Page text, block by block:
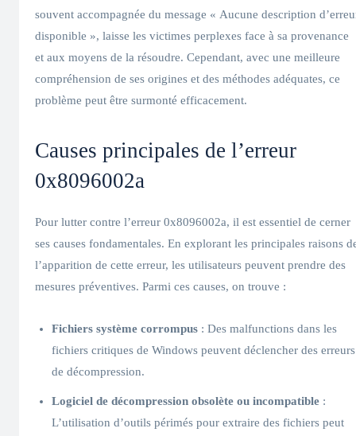
souvent accompagnée du message « Aucune description
disponible », laisse les victimes perplexes face à sa provenance
et aux moyens de la résoudre. Cependant, avec une meilleure
compréhension de ses origines et des méthodes adéquates, ce
problème peut être surmonté efficacement.
Causes principales de l’erreur
0x8096002a
Pour lutter contre l’erreur 0x8096002a, il est essentiel de cerner
ses causes fondamentales. En explorant les principales raisons
l’apparition de cette erreur, les utilisateurs peuvent prendre des
mesures préventives. Parmi ces causes, on trouve :
Fichiers système corrompus : Des malfunctions dans les
fichiers critiques de Windows peuvent déclencher des erreurs
de décompression.
Logiciel de décompression obsolète ou incompatible :
L’utilisation d’outils périmés pour extraire des fichiers peut